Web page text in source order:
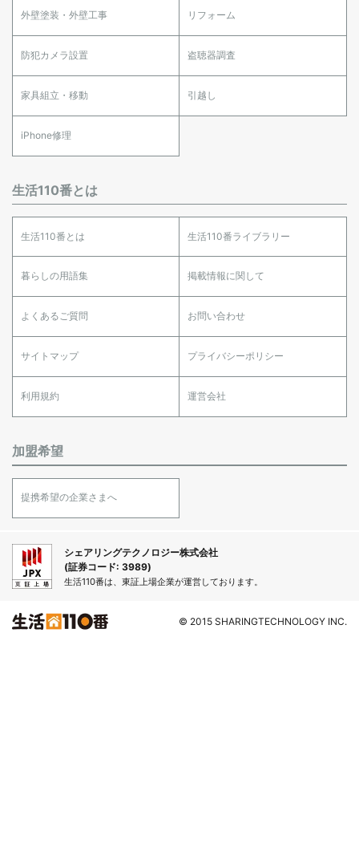
外壁塗装・外壁工事 リフォーム
防犯カメラ設置 盗聴器調査
家具組立・移動 引越し
iPhone修理
生活110番とは
生活110番とは 生活110番ライブラリー
暮らしの用語集 掲載情報に関して
よくあるご質問 お問い合わせ
サイトマップ プライバシーポリシー
利用規約 運営会社
加盟希望
提携希望の企業さまへ
シェアリングテクノロジー株式会社
(証券コード: 3989)
生活110番は、東証上場企業が運営しております。
© 2015 SHARINGTECHNOLOGY INC.